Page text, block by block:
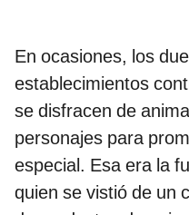
En ocasiones, los
establecimientos
se disfracen de
personajes para
especial. Esa era la
quien se vistió de un